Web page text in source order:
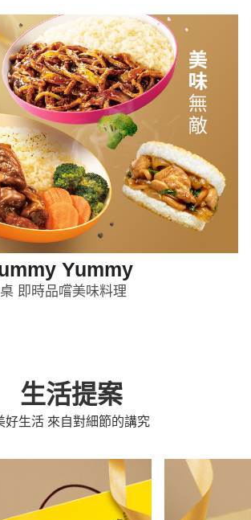
Yummy
即時品嚐美味料理
生活提案
好生活 來自對細節的講究